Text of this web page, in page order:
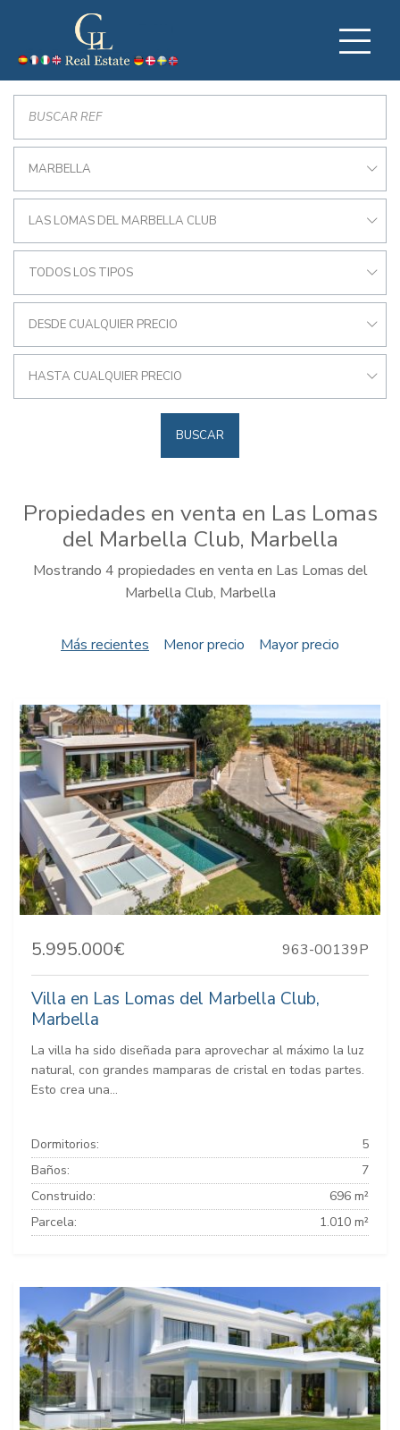
MARBELLA
LAS LOMAS DEL MARBELLA CLUB
TODOS LOS TIPOS
DESDE CUALQUIER PRECIO
HASTA CUALQUIER PRECIO
BUSCAR
Propiedades en venta en Las Lomas
del Marbella Club, Marbella
Mostrando 4 propiedades en venta en Las Lomas del
Marbella Club, Marbella
Más recientes Menor precio Mayor precio
5.995.000€ 963-00139P
Villa en Las Lomas del Marbella Club,
Marbella
La villa ha sido diseñada para aprovechar al máximo la luz
natural, con grandes mamparas de cristal en todas partes.
Esto crea una...
Dormitorios:
5
Baños:
7
Construido:
696 m²
Parcela:
1.010 m²